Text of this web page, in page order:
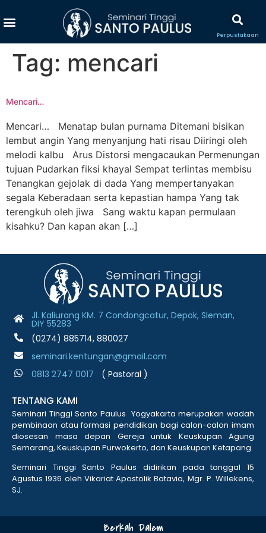
Perpustakaan
Tag: mencari
Mencari…
Mencari… Menatap bulan purnama Ditemani bisikan
lembut angin Yang menyanjung hati risau Diiringi oleh
melodi kalbu Arus Distorsi mengacaukan Permenungan
tujuan Pudarkan fiksi khayal Sempat terlintas membisu
Tenangkan gejolak di dada Yang mempertanyakan
segala Keberadaan serta kepastian hampa Yang tak
terengkuh oleh jiwa Sang waktu kapan permulaan
kisahku? Dan kapan akan […]
Jl. Kaliurang KM. 7 Condongcatur, Depok, Sleman,
DIY 55283
(0274) 885714, 880027
seminari.kentungan@gmail.com
0813 2747 0017 ( Pastoral )
TENTANG KAMI
Seminari Tinggi Santo Paulus Yogyakarta merupakan wadah
pembinaan atau formasi pendidikan bagi calon-calon imam
diosesan masa depan Gereja untuk Keuskupan Agung
Semarang, Keuskupan Purwokerto, dan Keuskupan Ketapang.
Seminari Tinggi Santo Paulus didirikan pada tanggal 15
Agustus 1936 oleh Vikariat Apostolik Batavia, Mgr. P. Willekens,
SJ.
Berkah Dalem